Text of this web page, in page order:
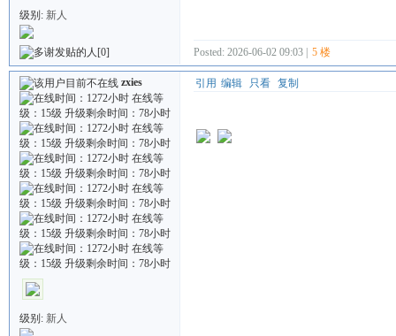
级别: 新人
[0] Posted: 2026-06-02 09:03 | 5 楼
zxies
级别: 新人
引用 编辑 只看 复制